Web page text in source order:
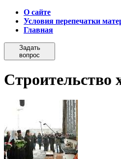
О сайте
Условия перепечатки
Главная
Задать
вопрос
Строительство